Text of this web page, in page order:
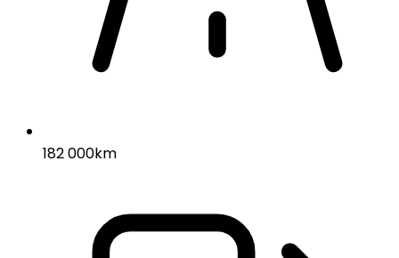
182 000km